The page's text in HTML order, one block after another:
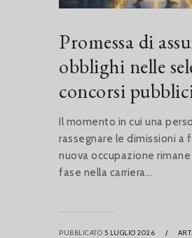
Promessa di
obblighi nelle
concorsi
Il momento in cui una
rassegnare le dimissioni a
nuova occupazione
fase nella carriera...
PUBBLICATO 5 LUGLIO 2026 /